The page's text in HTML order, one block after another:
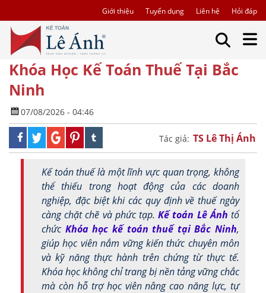
Giới thiệu Tuyển dụng Liên hệ Hỏi đáp
Khóa Học Kế Toán Thuế Tại Bắc
Ninh
07/08/2026 - 04:46
Tác giả: TS Lê Thị Ánh
Kế toán thuế là một lĩnh vực quan trọng, không
thể thiếu trong hoạt động của các doanh
nghiệp, đặc biệt khi các quy định về thuế ngày
càng chặt chẽ và phức tạp.Kế toán Lê Ánh tổ
chức Khóa học kế toán thuế tại Bắc Ninh,
giúp học viên nắm vững kiến thức chuyên môn
và kỹ năng thực hành trên chứng từ thực tế.
Khóa học không chỉ trang bị nền tảng vững chắc
mà còn hỗ trợ học viên nâng cao năng lực, tự